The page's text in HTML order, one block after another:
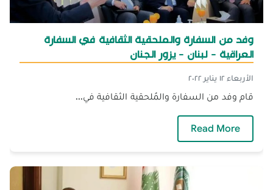
وفد من السفارة والملحقية الثقافية في السفارة
العراقية - لبنان - يزور الجنان
الأربعاء ١٢ يناير ٢٠٢٢
قام وفد من السفارة والمُلحقية الثقافية في...
Read More